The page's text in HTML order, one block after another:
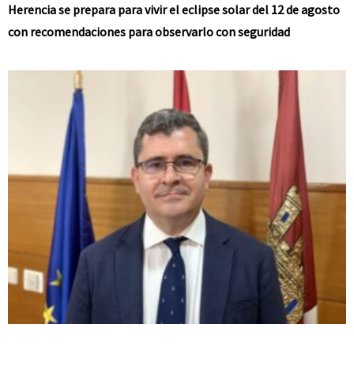
Herencia se prepara para vivir el eclipse solar del 12 de agosto
con recomendaciones para observarlo con seguridad